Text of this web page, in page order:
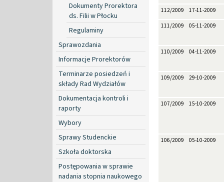
Dokumenty Prorektora
ds. Filii w Płocku
Regulaminy
Sprawozdania
Informacje Prorektorów
Terminarze posiedzeń i
składy Rad Wydziałów
Dokumentacja kontroli i
raporty
Wybory
Sprawy Studenckie
Szkoła doktorska
Postępowania w sprawie
nadania stopnia naukowego
112/2009 17-11-2009
111/2009 05-11-2009
110/2009 04-11-2009
109/2009 29-10-2009
107/2009 15-10-2009
106/2009 05-10-2009